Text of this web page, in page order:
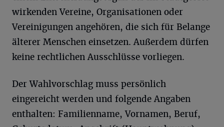
wirkenden Vereine, Organisationen oder
Vereinigungen angehören, die sich für Belange
älterer Menschen einsetzen. Außerdem dürfen
keine rechtlichen Ausschlüsse vorliegen.
Der Wahlvorschlag muss persönlich
eingereicht werden und folgende Angaben
enthalten: Familienname, Vornamen, Beruf,